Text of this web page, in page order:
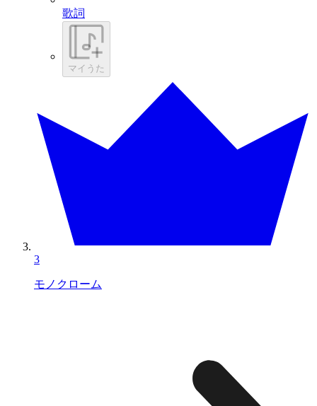
歌詞
マイうた
3
モノクローム